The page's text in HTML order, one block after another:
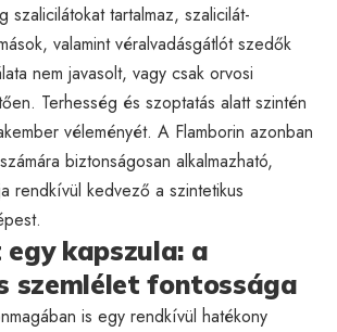
szalicilátokat tartalmaz, szalicilát-
valamint véralvadásgátlót szedők
nem javasolt, vagy csak orvosi
Terhesség és szoptatás alatt szintén
véleményét. A Flamborin azonban
biztonságosan alkalmazható,
rendkívül kedvező a szintetikus
kapszula: a
szemlélet fontossága
is egy rendkívül hatékony